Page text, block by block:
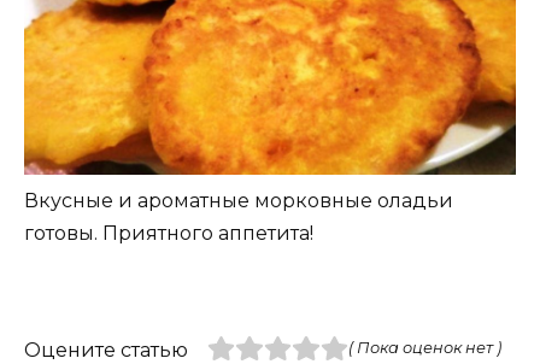
Вкусные и ароматные морковные оладьи
готовы. Приятного аппетита!
Оцените статью ( Пока оценок нет )